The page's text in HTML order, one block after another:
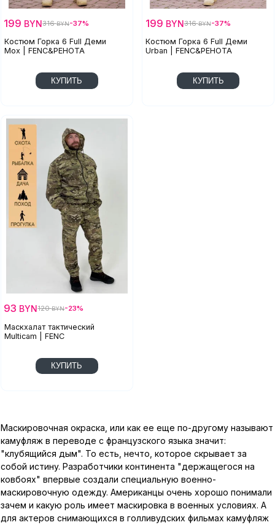
Костюм Горка 6 Full Деми
Мох | FENC&PEHOTA
199 BYN316BYN-37%
КУПИТЬ
Костюм Горка 6 Full Деми
Urban | FENC&PEHOTA
199 BYN316BYN-37%
КУПИТЬ
Маскхалат тактический
Multicam | FENC
93 BYN120BYN-23%
КУПИТЬ
Маскировочная окраска, или как ее еще по-другому называют
камуфляж в переводе с французского языка значит:
"клубящийся дым". То есть, нечто, которое скрывает за
собой истину. Разработчики континента "держащегося на
ковбоях" впервые создали специальную военно-
маскировочную одежду. Американцы очень хорошо понимали
зачем и какую роль имеет маскировка в военных условиях. А
для актеров снимающихся в голливудских фильмах камуфляж